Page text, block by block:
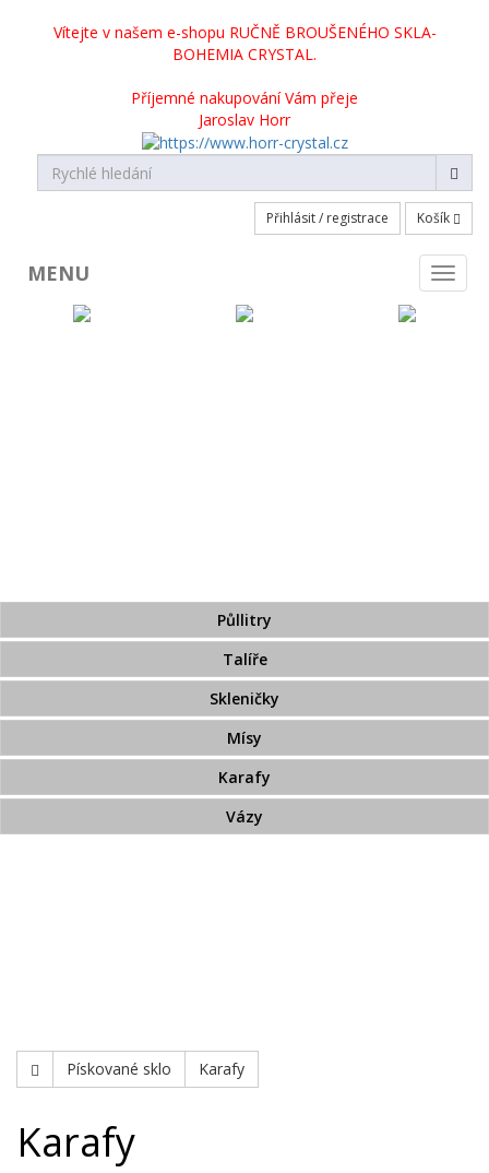
Vítejte v našem e-shopu RUČNĚ BROUŠENÉHO SKLA-
BOHEMIA CRYSTAL.
Příjemné nakupování Vám přeje
Jaroslav Horr
Přihlásit / registrace Košík
MENU
Půllitry
Talíře
Skleničky
Mísy
Karafy
Vázy
Pískované sklo Karafy
Karafy